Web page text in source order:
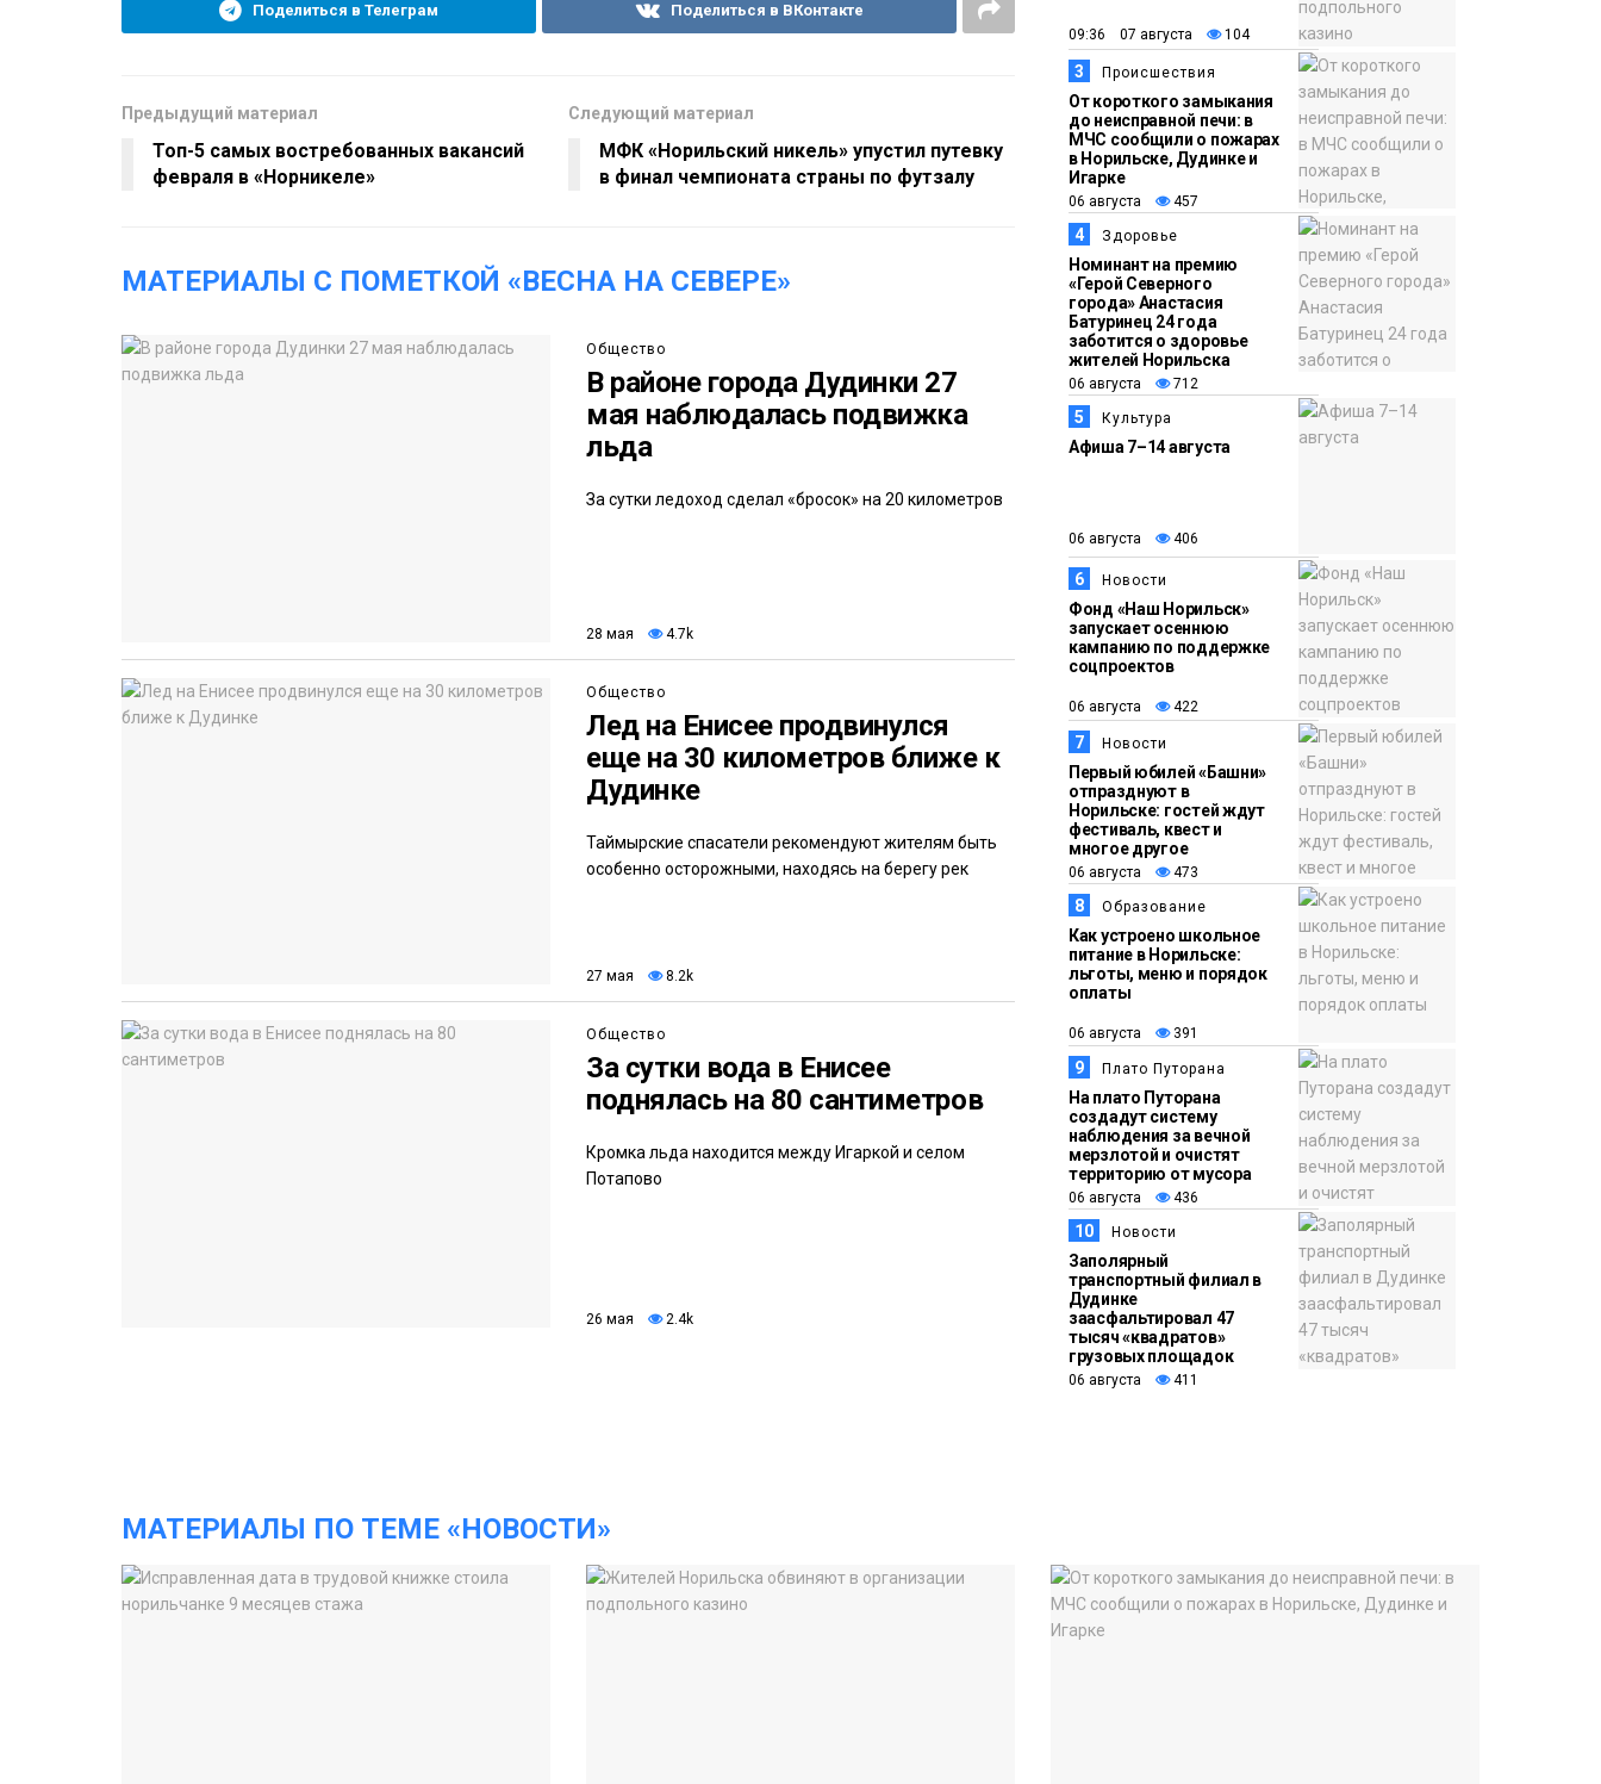
Поделиться в Телеграм Поделиться в ВКонтакте
Предыдущий материал
Топ-5 самых востребованных вакансий
февраля в «Норникеле»
Следующий материал
МФК «Норильский никель» упустил путевку
в финал чемпионата страны по футзалу
МАТЕРИАЛЫ С ПОМЕТКОЙ «ВЕСНА НА СЕВЕРЕ»
Общество
В районе города Дудинки 27
мая наблюдалась подвижка
льда
За сутки ледоход сделал «бросок» на 20 километров
28 мая 4.7k
Общество
Лед на Енисее продвинулся
еще на 30 километров ближе к
Дудинке
Таймырские спасатели рекомендуют жителям быть
особенно осторожными, находясь на берегу рек
27 мая 8.2k
Общество
За сутки вода в Енисее
поднялась на 80 сантиметров
Кромка льда находится между Игаркой и селом
Потапово
26 мая 2.4k
14:36
06 августа
Плато
Путорана
На плато Путорана
создадут систему
наблюдения за вечной
мерзлотой и очистят
территорию от мусора
13:47
06 августа
Заполярный
транспортный филиал
в Дудинке
заасфальтировал 47
тысяч «квадратов»
грузовых площадок
09:36 07 августа 104
3 Происшествия
От короткого замыкания
до неисправной печи: в
МЧС сообщили о пожарах
в Норильске, Дудинке и
Игарке
06 августа 457
4 Здоровье
Номинант на премию
«Герой Северного
города» Анастасия
Батуринец 24 года
заботится о здоровье
жителей Норильска
06 августа 712
5 Культура
Афиша 7–14 августа
06 августа 406
6 Новости
Фонд «Наш Норильск»
запускает осеннюю
кампанию по поддержке
соцпроектов
06 августа 422
7 Новости
Первый юбилей «Башни»
отпразднуют в
Норильске: гостей ждут
фестиваль, квест и
многое другое
06 августа 473
8 Образование
Как устроено школьное
питание в Норильске:
льготы, меню и порядок
оплаты
06 августа 391
9 Плато Путорана
На плато Путорана
создадут систему
наблюдения за вечной
мерзлотой и очистят
территорию от мусора
06 августа 436
10 Новости
Заполярный
транспортный филиал в
Дудинке
заасфальтировал 47
тысяч «квадратов»
грузовых площадок
06 августа 411
МАТЕРИАЛЫ ПО ТЕМЕ «НОВОСТИ»